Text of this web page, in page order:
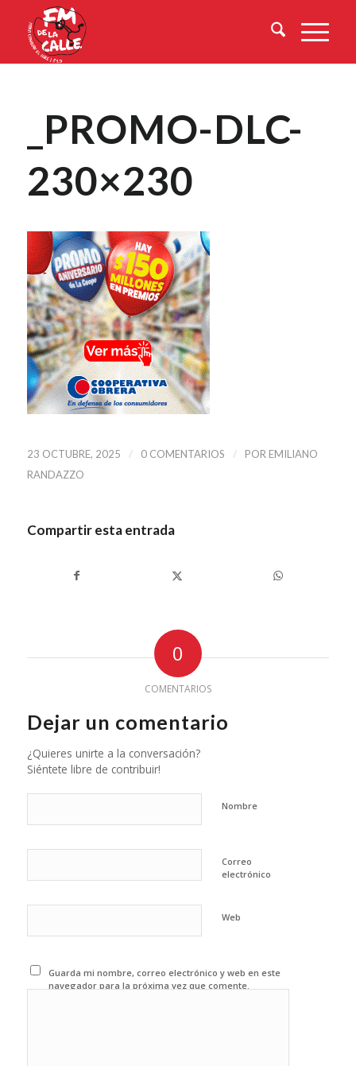
_PROMO-DLC-
230×230
23 OCTUBRE, 2025 / 0 COMENTARIOS / POR EMILIANO
RANDAZZO
Compartir esta entrada
0
COMENTARIOS
Dejar un comentario
¿Quieres unirte a la conversación?
Siéntete libre de contribuir!
Nombre
Correo
electrónico
Web
Guarda mi nombre, correo electrónico y web en este
navegador para la próxima vez que comente.